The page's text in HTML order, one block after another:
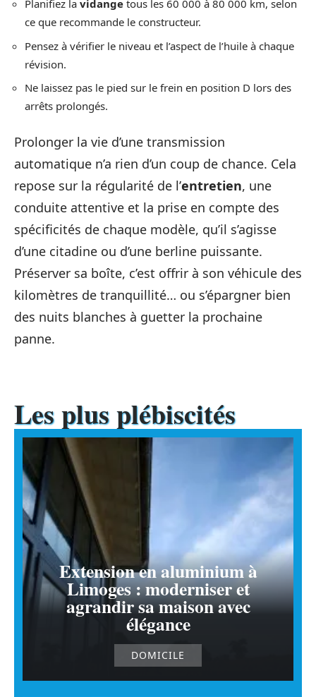
Planifiez la vidange tous les 60 000 à 80 000 km, selon
ce que recommande le constructeur.
Pensez à vérifier le niveau et l’aspect de l’huile à chaque
révision.
Ne laissez pas le pied sur le frein en position D lors des
arrêts prolongés.
Prolonger la vie d’une transmission
automatique n’a rien d’un coup de chance. Cela
repose sur la régularité de l’entretien, une
conduite attentive et la prise en compte des
spécificités de chaque modèle, qu’il s’agisse
d’une citadine ou d’une berline puissante.
Préserver sa boîte, c’est offrir à son véhicule des
kilomètres de tranquillité… ou s’épargner bien
des nuits blanches à guetter la prochaine
panne.
Les plus plébiscités
Extension en aluminium à
Limoges : moderniser et
agrandir sa maison avec
élégance
DOMICILE